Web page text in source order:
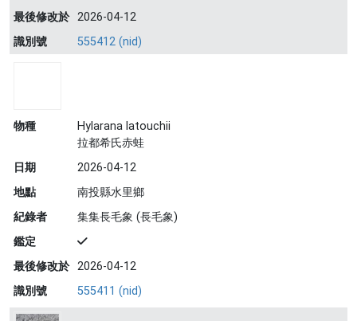
最後修改於 2026-04-12
識別號
555412 (nid)
物種
Hylarana latouchii
拉都希氏赤蛙
日期
2026-04-12
地點
南投縣水里鄉
紀錄者
集集長毛象 (長毛象)
鑑定
最後修改於 2026-04-12
識別號
555411 (nid)